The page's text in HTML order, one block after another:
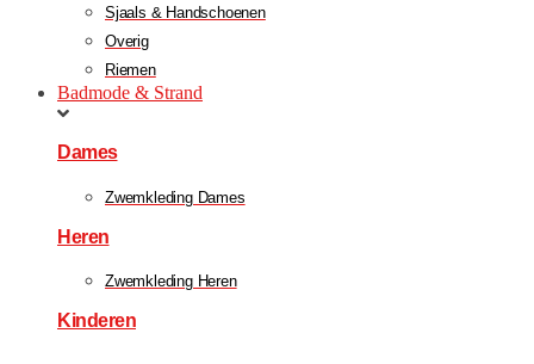
Sjaals & Handschoenen
Overig
Riemen
Badmode & Strand
Dames
Zwemkleding Dames
Heren
Zwemkleding Heren
Kinderen